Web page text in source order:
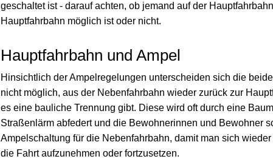
geschaltet ist - darauf achten, ob jemand auf der
Hauptfahrbahn möglich ist oder nicht.
Hauptfahrbahn und Ampel
Hinsichtlich der Ampelregelungen unterscheiden sich die
nicht möglich, aus der Nebenfahrbahn wieder zurück zur
es eine bauliche Trennung gibt. Diese wird oft durch eine
Straßenlärm abfedert und die Bewohnerinnen und Bewohner
Ampelschaltung für die Nebenfahrbahn, damit man sich
die Fahrt aufzunehmen oder fortzusetzen.